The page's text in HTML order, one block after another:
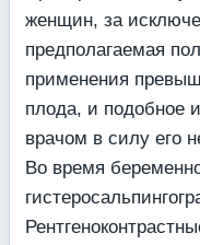
женщин, за
предполагаемая
применения
плода, и подобное
врачом в силу его
Во время